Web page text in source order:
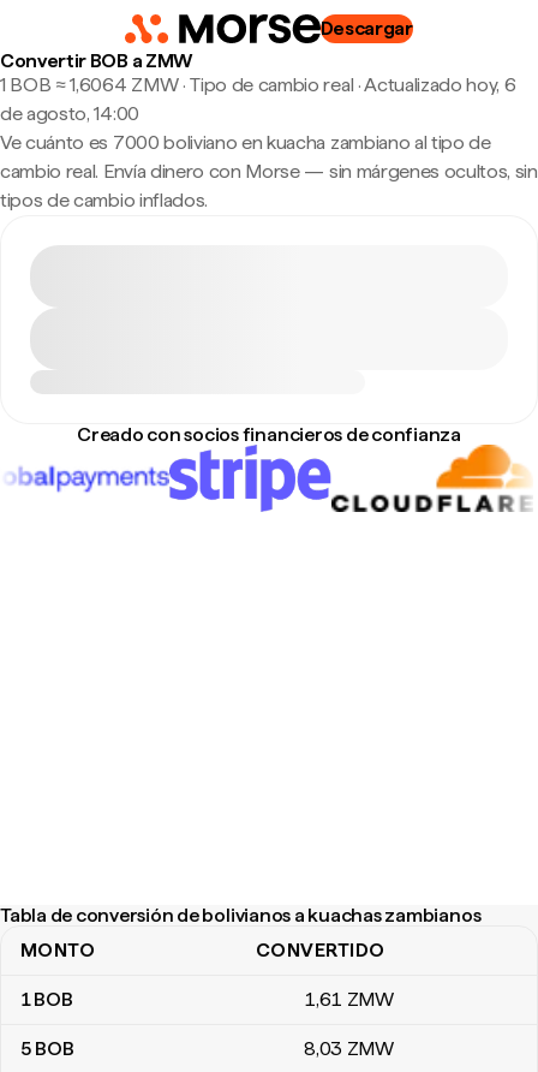
Descargar
Convertir BOB a ZMW
1 BOB ≈ 1,6064 ZMW · Tipo de cambio real ·Actualizado hoy, 6
de agosto, 14:00
Ve cuánto es 7000 boliviano en kuacha zambiano al tipo de
cambio real. Envía dinero con Morse — sin márgenes ocultos, sin
tipos de cambio inflados.
Creado con socios financieros de confianza
Tabla de conversión de bolivianos a kuachas zambianos
Tabla de conversión de bolivianos a kuachas zambianos
MONTO CONVERTIDO
1BOB 1,61 ZMW
5 BOB 8,03 ZMW